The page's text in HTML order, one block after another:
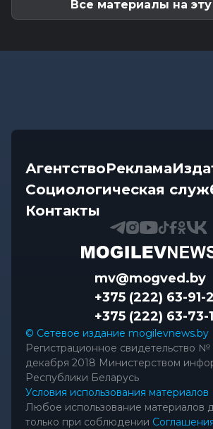
Все материалы на
АгентствоРеклама
Социологическая
Контакты
mv@mogved.by
+375 (222) 63-91-
+375 (222) 63-73-
© Сетевое издание mogilevnews.by
Регистрационное свидетельство
декабря 2018 Министерством
Республики Беларусь
Условия использования материалов
Любое использование материалов
только при соблюдении